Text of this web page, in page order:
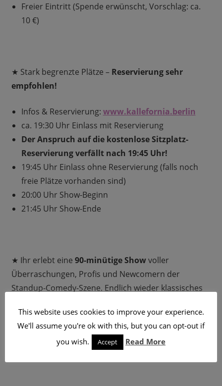
Freier Eintritt (Spende erwünscht, Vorschlag: ca.
10 €)
★ Stark begrenzte Plätze – Reservierung sehr
empfohlen!
Infos & Reservierung: www.kallefornia.berlin
ca. 19:30 Uhr Einlass mit Reservierung
Der Anspruch auf die kostenlose Sitzplatz-
Reservierung verfällt nach 19:45 Uhr!
19:45 Uhr Einlass ohne Reservierung (falls noch
freie Plätze vorhanden sind)
20:00 Uhr Show-Beginn
21:45 Uhr Show-Ende
★ Ihr erlebt eine 90-minütige Showvoller
Überraschungen, Profis und Newcomern der
Standup-Comedy-Szene. Endlich wieder klassisches
gemütlichen und klimatisierten Wohnzimmer vom
Mad Monkey Room.
This website uses cookies to improve your experience.
We'll assume you're ok with this, but you can opt-out if
you wish.
Accept Read More